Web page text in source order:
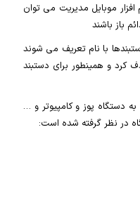
افزار موبایل مدیریت می توان
باز باشند
با نام تعریف می شوند
کرد و همینطور برای دستبند
دستگاه پوز و کامپیوتر و …
در نظر گرفته شده است: